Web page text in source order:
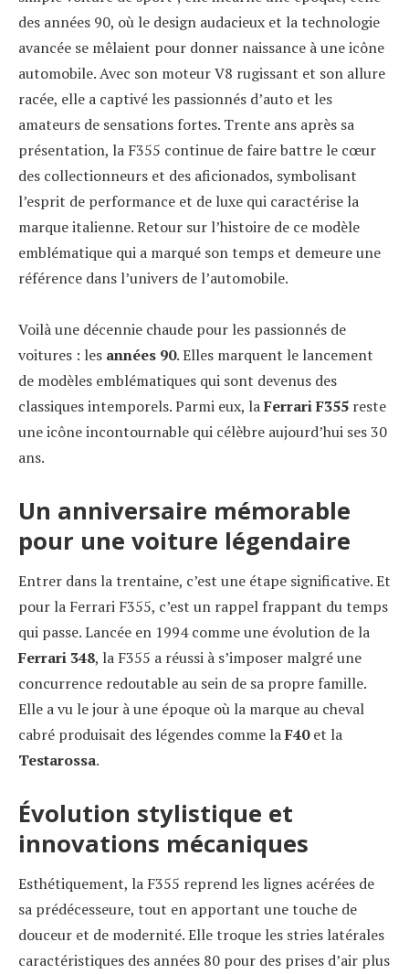
des années 90, où le design audacieux et la technologie
avancée se mêlaient pour donner naissance à une icône
automobile. Avec son moteur V8 rugissant et son allure
racée, elle a captivé les passionnés d’auto et les
amateurs de sensations fortes. Trente ans après sa
présentation, la F355 continue de faire battre le cœur
des collectionneurs et des aficionados, symbolisant
l’esprit de performance et de luxe qui caractérise la
marque italienne. Retour sur l’histoire de ce modèle
emblématique qui a marqué son temps et demeure une
référence dans l’univers de l’automobile.
Voilà une décennie chaude pour les passionnés de
voitures : les années 90. Elles marquent le lancement
de modèles emblématiques qui sont devenus des
classiques intemporels. Parmi eux, laFerrari F355 reste
une icône incontournable qui célèbre aujourd’hui ses 30
ans.
Un anniversaire mémorable
pour une voiture légendaire
Entrer dans la trentaine, c’est une étape significative. Et
pour la Ferrari F355, c’est un rappel frappant du temps
qui passe. Lancée en 1994 comme une évolution de la
Ferrari 348, la F355 a réussi à s’imposer malgré une
concurrence redoutable au sein de sa propre famille.
Elle a vu le jour à une époque où la marque au cheval
cabré produisait des légendes comme laF40et la
Testarossa.
Évolution stylistique et
innovations mécaniques
Esthétiquement, la F355 reprend les lignes acérées de
sa prédécesseure, tout en apportant une touche de
douceur et de modernité. Elle troque les stries latérales
caractéristiques des années 80 pour des prises d’air plus